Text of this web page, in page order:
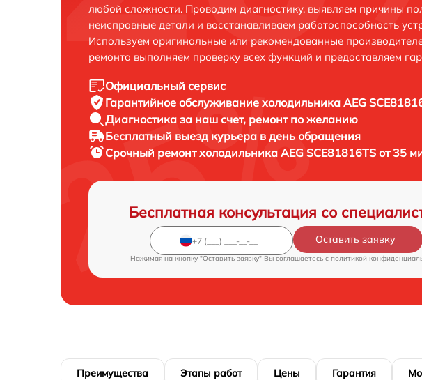
любой сложности. Проводим диагностику, выявляем причины
неисправные детали и восстанавливаем работоспособность
Используем оригинальные или рекомендованные
ремонта выполняем проверку всех функций и предоставляем
Официальный сервис
Гарантийное обслуживание холодильника AEG
Диагностика за наш счет, ремонт по желанию
Бесплатный выезд курьера в день обращения
Срочный ремонтхолодильника AEG SCE81816TS от 35
Бесплатная консультация со
Оставить заявку
Нажимая на кнопку "Оставить заявку" Вы соглашаетесь c политикой
Преимущества Этапы работ Цены Гарантия